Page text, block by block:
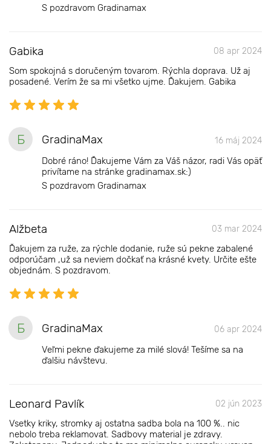
S pozdravom Gradinamax
Gabika 08 apr 2024
Som spokojná s doručeným tovarom. Rýchla doprava. Už aj
posadené. Verím že sa mi všetko ujme. Ďakujem. Gabika
Б GradinaMax 16 máj 2024
Dobré ráno! Ďakujeme Vám za Váš názor, radi Vás opäť
privítame na stránke gradinamax.sk:)
S pozdravom Gradinamax
Alžbeta 03 mar 2024
Ďakujem za ruže, za rýchle dodanie, ruže sú pekne zabalené
odporúčam ,už sa neviem dočkať na krásné kvety. Určite ešte
objednám. S pozdravom.
Б GradinaMax 06 apr 2024
Veľmi pekne ďakujeme za milé slová! Tešíme sa na
ďalšiu návštevu.
Leonard Pavlík 02 jún 2023
Vsetky kriky, stromky aj ostatna sadba bola na 100 %.. nic
nebolo treba reklamovat. Sadbovy material je zdravy.